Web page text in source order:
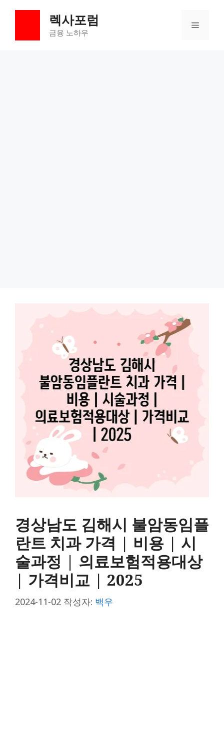
렉사포럼
금융 노하우
메
경상남도 김해시 불암동임플
란트 치과 가격 | 비용 | 시
술과정 | 의료보험적용대상
| 가격비교 | 2025
2024-11-02 작성자: 백우